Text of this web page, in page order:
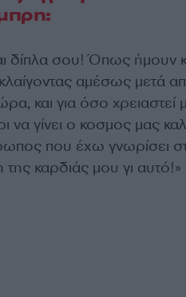
δίπλα σου! Όπως ήμουν
αμέσως μετά
και για όσο
να γίνει ο κοσμος μας
που έχω γνωρίσει
της καρδιάς μου γι αυτό!»